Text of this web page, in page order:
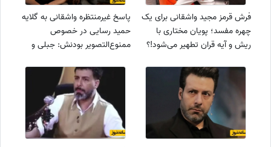
فرش قرمز مجید واشقانی برای یک
چهره مفسد؛ پویان مختاری با
ریش و آیه قران تطهیر می‌شود!؟
پاسخ غیرمنتظره واشقانی به گلایه
حمید رسایی در خصوص
ممنوع‌التصویر بودنش: جبلی و
هستند!+ویدیو